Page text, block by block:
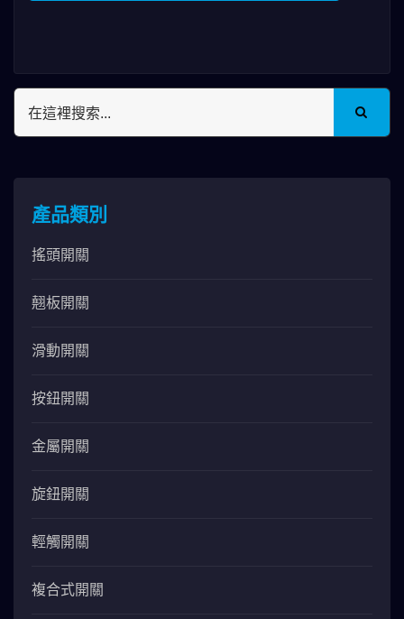
善的固定方式。供設計者挑選；即使特殊需求，
以德利威自豪的研發單位，可以進行客製配合、
產品類別
搖頭開關
翹板開關
滑動開關
按鈕開關
金屬開關
旋鈕開關
輕觸開關
複合式開關